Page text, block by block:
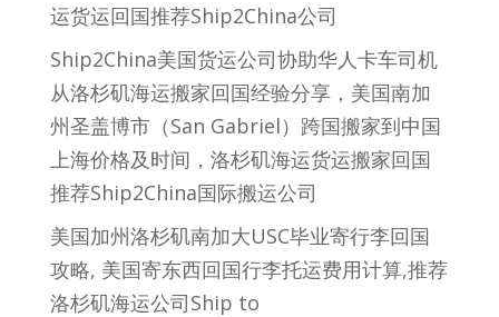
运货运回国推荐Ship2China公司
Ship2China美国货运公司协助华人卡车司机
从洛杉矶海运搬家回国经验分享，美国南加
州圣盖博市（San Gabriel）跨国搬家到中国
上海价格及时间，洛杉矶海运货运搬家回国
推荐Ship2China国际搬运公司
美国加州洛杉矶南加大USC毕业寄行李回国
攻略, 美国寄东西回国行李托运费用计算,推荐
洛杉矶海运公司Ship to